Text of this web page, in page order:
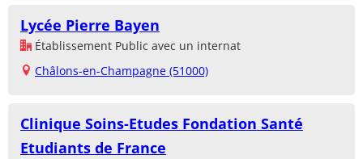
Lycée Pierre Bayen
Établissement Public avec un internat
Châlons-en-Champagne (51000)
Clinique Soins-Etudes Fondation Santé
Etudiants de France